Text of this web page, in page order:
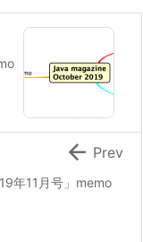
年11月号」memo
 Prev